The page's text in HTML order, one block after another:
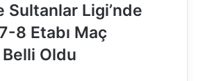
Sultanlar Ligi’nde
8 Etabı Maç
Belli Oldu